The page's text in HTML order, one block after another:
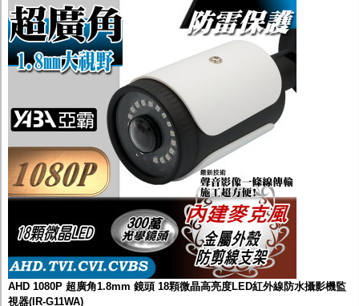
AHD 1080P 超廣角1.8mm 鏡頭 18顆微晶高亮度LED紅外線防水攝影機監
視器(IR-G11WA)